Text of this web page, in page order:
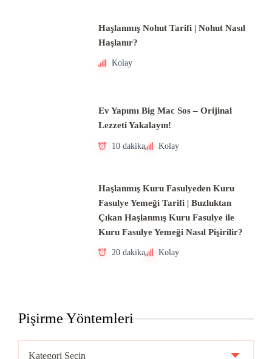
Haşlanmış Nohut Tarifi | Nohut Nasıl
Haşlanır?
Kolay
Ev Yapımı Big Mac Sos – Orijinal
Lezzeti Yakalayın!
10 dakika Kolay
Haşlanmış Kuru Fasulyeden Kuru
Fasulye Yemeği Tarifi | Buzluktan
Çıkan Haşlanmış Kuru Fasulye ile
Kuru Fasulye Yemeği Nasıl Pişirilir?
20 dakika Kolay
Pişirme Yöntemleri